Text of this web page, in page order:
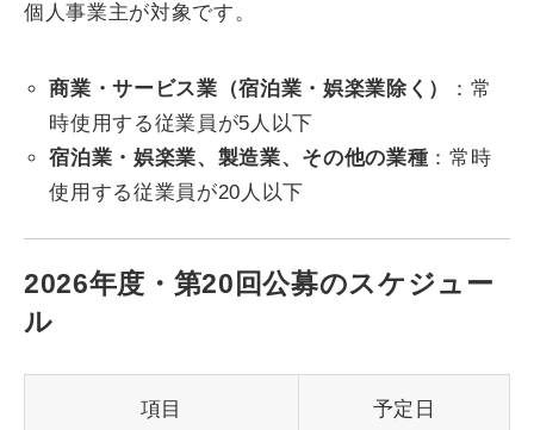
個人事業主が対象です。
商業・サービス業（宿泊業・娯楽業除く）
：常
時使用する従業員が5人以下
宿泊業・娯楽業、製造業、その他の業種 ：常時
使用する従業員が20人以下
2026年度・第20回公募のスケジュー
ル
項目 予定日